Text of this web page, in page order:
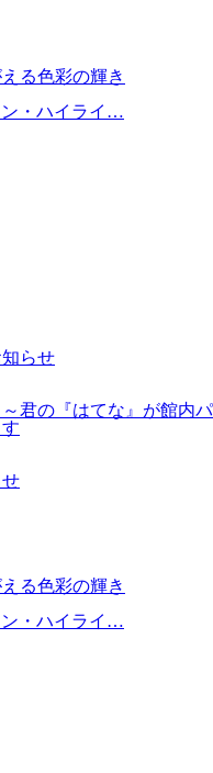
る色彩の輝き
ン・ハイライ…
らせ
君の『はてな』が館内パ
る色彩の輝き
ン・ハイライ…